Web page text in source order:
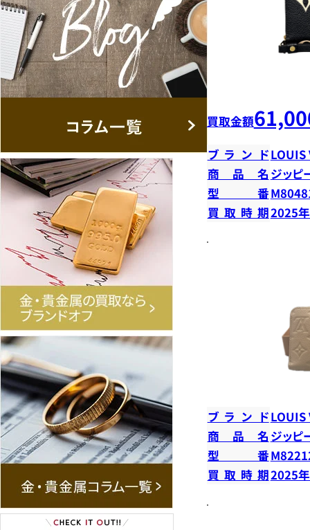
買取金額
ブランドLOUIS
商品名 ジッピ
型番
買取時期2025
ブランドLOUIS
商品名 ジッピ
型番
買取時期2025